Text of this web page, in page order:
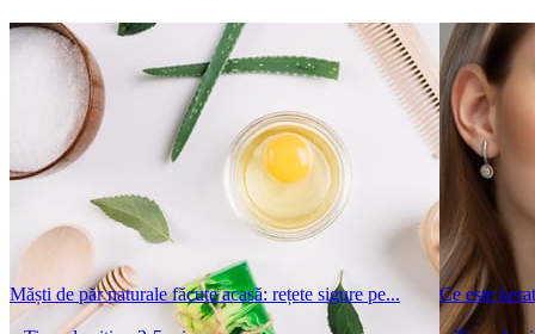
Măști de păr naturale făcute acasă: rețete sigure pe... Ce este